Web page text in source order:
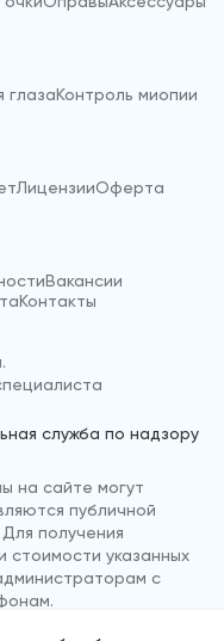
глазаКонтроль миопии
ЛицензииОферта
Вакансии
Контакты
служба по надзору
на сайте могут
публичной
получения
указанных
с